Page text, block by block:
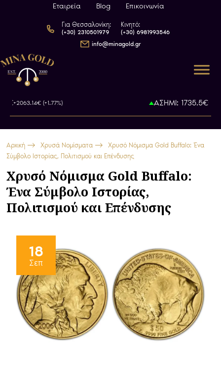
Εταιρεία Blog Επικοινωνία
Για Θεσσαλονίκη:
(+30) 2310501979
Κινητό:
(+30) 6981993546
info@minagold.gr
+2063.14€ (+1.77%) ΑΣΗΜΙ: 1735.5€+46.44€
Αρχική Χρυσά Νομίσματα
Χρυσό Νόμισμα Gold Buffalo: Ένα
Σύμβολο Ιστορίας, Πολιτισμού και Επένδυσης
Χρυσό Νόμισμα Gold Buffalo:
Ένα Σύμβολο Ιστορίας,
Πολιτισμού και Επένδυσης
18
Σεπ